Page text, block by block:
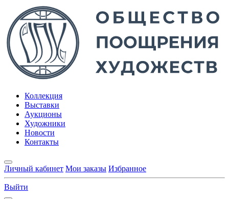
Коллекция
Выставки
Аукционы
Художники
Новости
Контакты
Личный кабинет Мои заказы Избранное
Выйти